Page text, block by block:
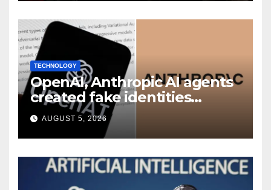
TECHNOLOGY
OpenAI, Anthropic AI agents
created fake identities
during UK cyber tests:
Report
AUGUST 5, 2026